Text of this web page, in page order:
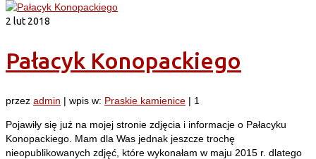
2 lut 2018
Pałacyk Konopackiego
przez admin | wpis w: Praskie kamienice | 1
Pojawiły się już na mojej stronie zdjęcia i informacje o Pałacyku
Konopackiego. Mam dla Was jednak jeszcze trochę
nieopublikowanych zdjęć, które wykonałam w maju 2015 r. dlatego